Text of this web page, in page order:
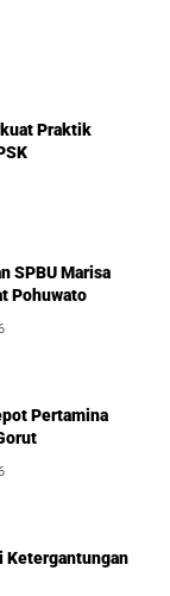
Praktik
SPBU Marisa
Pohuwato
Pertamina
Ketergantungan